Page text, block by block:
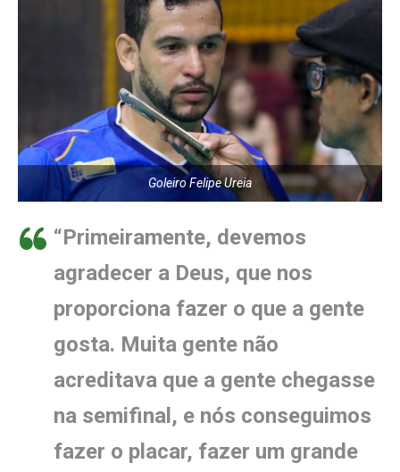
Goleiro Felipe Ureia
“Primeiramente, devemos
agradecer a Deus, que nos
proporciona fazer o que a gente
gosta. Muita gente não
acreditava que a gente chegasse
na semifinal, e nós conseguimos
fazer o placar, fazer um grande